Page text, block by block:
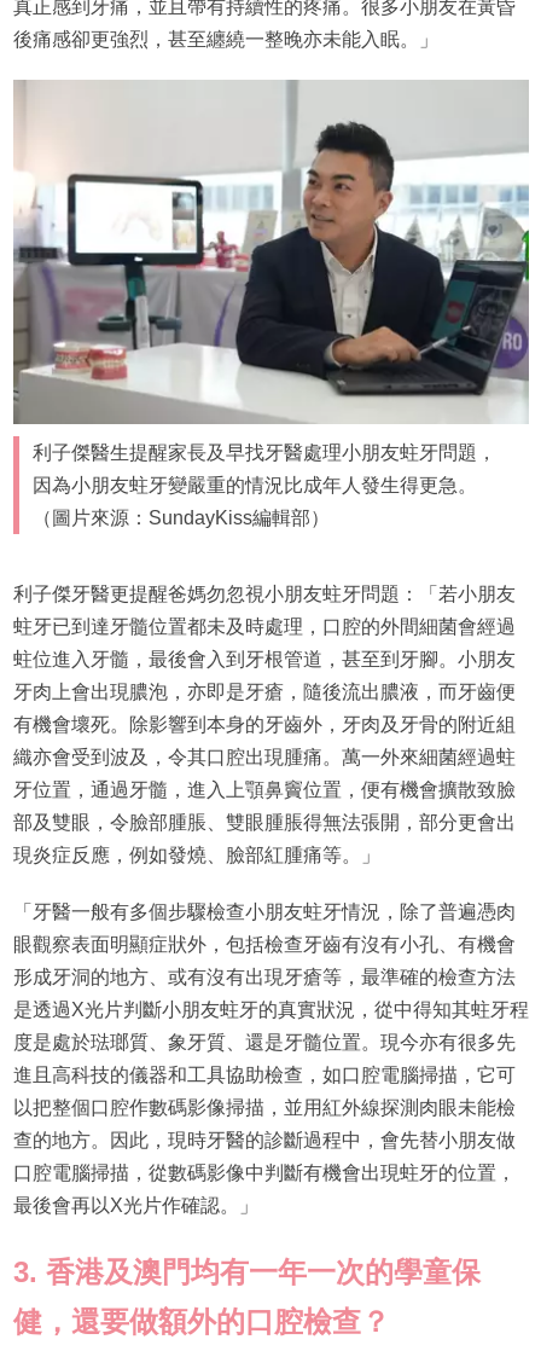
真正感到牙痛，並且帶有持續性的疼痛。很多小朋友在黃昏
後痛感卻更強烈，甚至纏繞一整晚亦未能入眠。」
利子傑醫生提醒家長及早找牙醫處理小朋友蛀牙問題，
因為小朋友蛀牙變嚴重的情況比成年人發生得更急。
（圖片來源：SundayKiss編輯部）
利子傑牙醫更提醒爸媽勿忽視小朋友蛀牙問題：「若小朋友
蛀牙已到達牙髓位置都未及時處理，口腔的外間細菌會經過
蛀位進入牙髓，最後會入到牙根管道，甚至到牙腳。小朋友
牙肉上會出現膿泡，亦即是牙瘡，隨後流出膿液，而牙齒便
有機會壞死。除影響到本身的牙齒外，牙肉及牙骨的附近組
織亦會受到波及，令其口腔出現腫痛。萬一外來細菌經過蛀
牙位置，通過牙髓，進入上顎鼻竇位置，便有機會擴散致臉
部及雙眼，令臉部腫脹、雙眼腫脹得無法張開，部分更會出
現炎症反應，例如發燒、臉部紅腫痛等。」
「牙醫一般有多個步驟檢查小朋友蛀牙情況，除了普遍憑肉
眼觀察表面明顯症狀外，包括檢查牙齒有沒有小孔、有機會
形成牙洞的地方、或有沒有出現牙瘡等，最準確的檢查方法
是透過X光片判斷小朋友蛀牙的真實狀況，從中得知其蛀牙程
度是處於琺瑯質、象牙質、還是牙髓位置。現今亦有很多先
進且高科技的儀器和工具協助檢查，如口腔電腦掃描，它可
以把整個口腔作數碼影像掃描，並用紅外線探測肉眼未能檢
查的地方。因此，現時牙醫的診斷過程中，會先替小朋友做
口腔電腦掃描，從數碼影像中判斷有機會出現蛀牙的位置，
最後會再以X光片作確認。」
3. 香港及澳門均有一年一次的學童保
健，還要做額外的口腔檢查？